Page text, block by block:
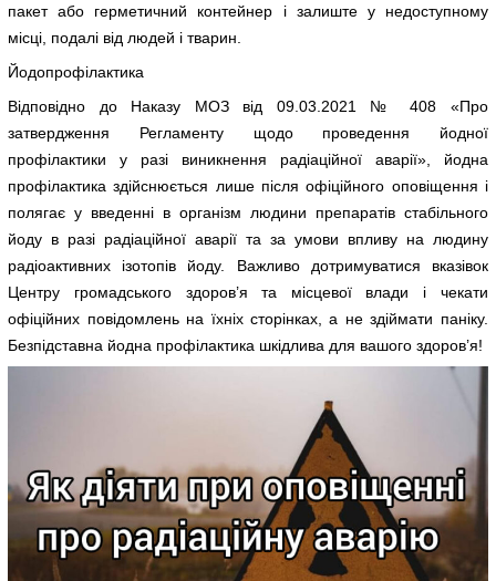
пакет або герметичний контейнер і залиште у недоступному
місці, подалі від людей і тварин.
Йодопрофілактика
Відповідно до Наказу МОЗ від 09.03.2021 № 408 «Про
затвердження Регламенту щодо проведення йодної
профілактики у разі виникнення радіаційної аварії», йодна
профілактика здійснюється лише після офіційного оповіщення і
полягає у введенні в організм людини препаратів стабільного
йоду в разі радіаційної аварії та за умови впливу на людину
радіоактивних ізотопів йоду. Важливо дотримуватися вказівок
Центру громадського здоров’я та місцевої влади і чекати
офіційних повідомлень на їхніх сторінках, а не здіймати паніку.
Безпідставна йодна профілактика шкідлива для вашого здоров’я!